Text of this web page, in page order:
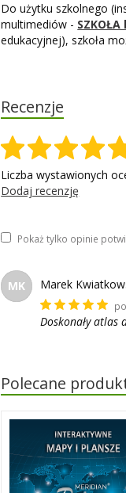
Do użytku szkolnego
multimediów -
edukacyjnej), szkoła
Recenzje
Liczba wystawionych
Dodaj recenzję
Pokaż tylko opinie
MK Marek
Doskonały atlas
Polecane